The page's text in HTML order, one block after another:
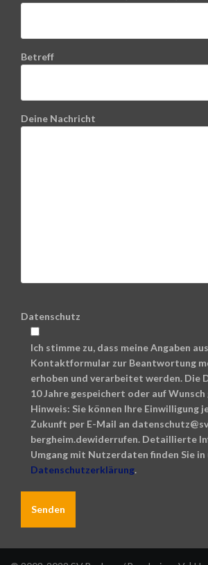
Betreff
Deine Nachricht
Datenschutz
Ich stimme zu, dass meine Angaben
Kontaktformular zur Beantwortung
erhoben und verarbeitet werden. Die
10 Jahre gespeichert oder auf
Hinweis: Sie können Ihre Einwilligung
Zukunft per E-Mail an
bergheim.dewiderrufen. Detaillierte
Umgang mit Nutzerdaten finden Sie in
Datenschutzerklärung.